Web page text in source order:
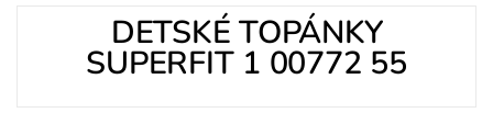
DETSKÉ TOPÁNKY
SUPERFIT 1 00772 55